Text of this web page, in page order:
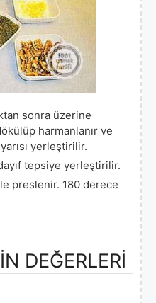
sonra üzerine
harmanlanır ve
yerleştirilir.
tepsiye yerleştirilir.
preslenir. 180 derece
DEĞERLERİ